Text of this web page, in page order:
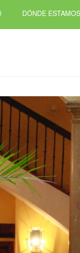
DÓNDE ESTAMOS